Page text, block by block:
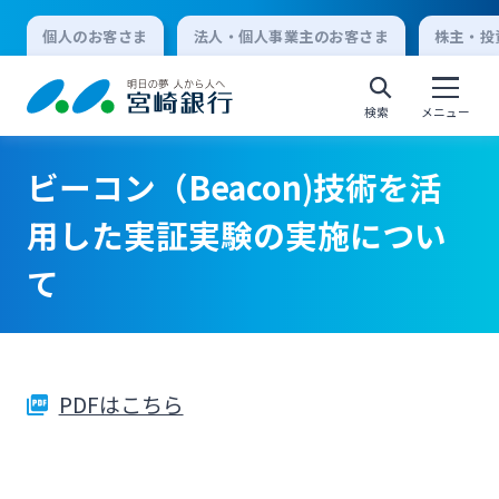
個人のお客さま 法人・個人事業主のお客さま 株主・
検索 メニュー
個人向けインターネットバンキング
ビーコン（Beacon)技術を活
用した実証実験の実施につい
て
PDFはこちら